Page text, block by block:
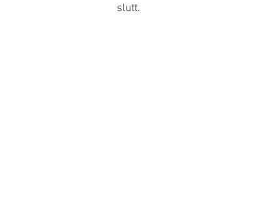
slutt.